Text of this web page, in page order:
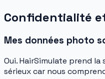
Confidentialité
Mes données photo
Oui. HairSimulate prend
sérieux car nous